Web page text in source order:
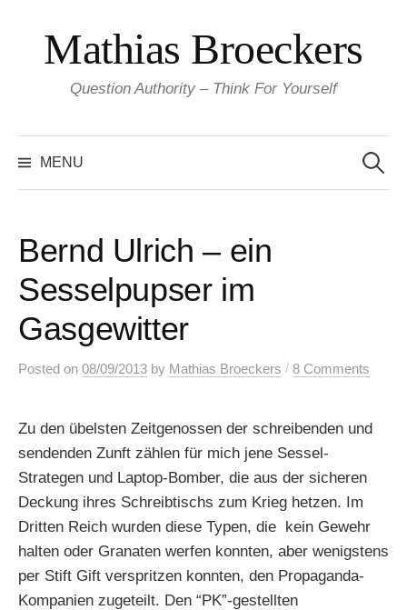
content
Mathias Broeckers
Question Authority – Think For Yourself
MENU
for:
Bernd Ulrich – ein
Sesselpupser im
Gasgewitter
Posted on 08/09/2013 by Mathias Broeckers / 8 Comments
Zu den übelsten Zeitgenossen der schreibenden und
sendenden Zunft zählen für mich jene Sessel-
Strategen und Laptop-Bomber, die aus der sicheren
Deckung ihres Schreibtischs zum Krieg hetzen. Im
Dritten Reich wurden diese Typen, die kein Gewehr
halten oder Granaten werfen konnten, aber wenigstens
per Stift Gift verspritzen konnten, den Propaganda-
Kompanien zugeteilt. Den “PK”-gestellten